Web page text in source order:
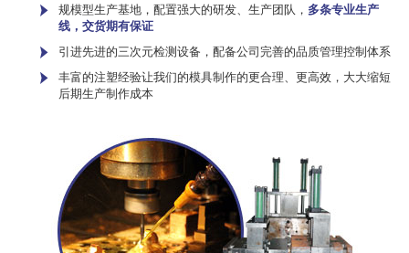
规模型生产基地，配置强大的研发、生产团队， 多条专业生产
线，交货期有保证
引进先进的三次元检测设备，配备公司完善的品质管理控制体系
丰富的注塑经验让我们的模具制作的更合理、更高效，大大缩短
后期生产制作成本